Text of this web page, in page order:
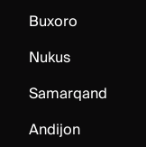
Buxoro
Nukus
Samarqand
Andijon